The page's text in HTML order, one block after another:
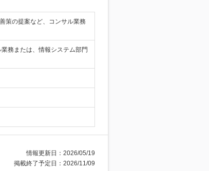
策の提案など、コンサル業務
務または、情報システム部門
情報更新日：2026/05/19
掲載終了予定日：2026/11/09